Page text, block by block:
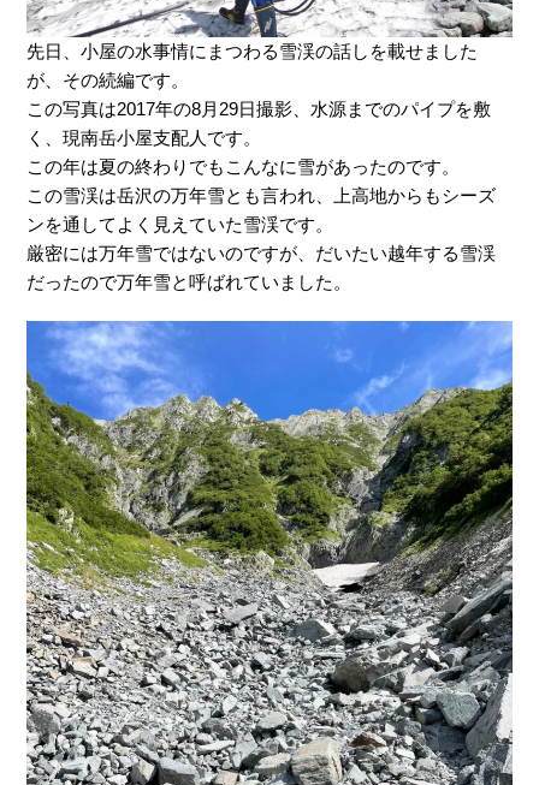
先日、小屋の水事情にまつわる雪渓の話しを載せました
が、その続編です。
この写真は2017年の8月29日撮影、水源までのパイプを敷
く、現南岳小屋支配人です。
この年は夏の終わりでもこんなに雪があったのです。
この雪渓は岳沢の万年雪とも言われ、上高地からもシーズ
ンを通してよく見えていた雪渓です。
厳密には万年雪ではないのですが、だいたい越年する雪渓
だったので万年雪と呼ばれていました。